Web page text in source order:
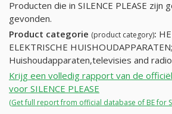
Producten die in SILENCE PLEASE zijn
gevonden.
Product categorie (product category):
ELEKTRISCHE HUISHOUDAPPARATEN;
Huishoudapparaten,televisies and
Krijg een volledig rapport van de
voor SILENCE PLEASE
(Get full report from official database of BE for